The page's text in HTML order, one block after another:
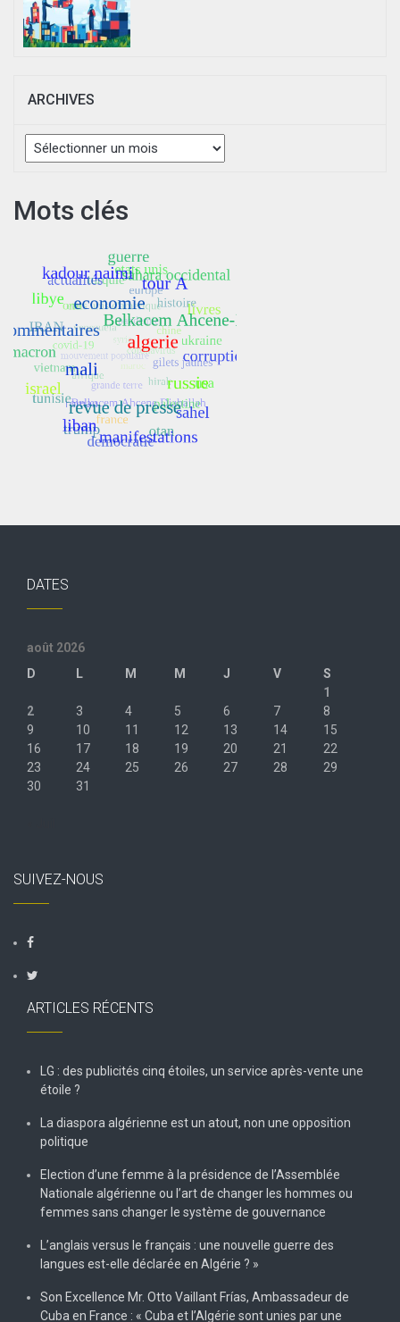
ARCHIVES
Archives
Mots clés
DATES
août 2026
D
L M M J V
S
1
2
3 4 5 6 7
8
9
10 11 12 13 14
15
16
17 18 19 20 21
22
23
24 25 26 27 28
29
30
31
SUIVEZ-NOUS
ARTICLES RÉCENTS
LG : des publicités cinq étoiles, un service après-vente une
étoile ?
La diaspora algérienne est un atout, non une opposition
politique
Election d’une femme à la présidence de l’Assemblée
Nationale algérienne ou l’art de changer les hommes ou
femmes sans changer le système de gouvernance
L’anglais versus le français : une nouvelle guerre des
langues est-elle déclarée en Algérie ? »
Son Excellence Mr. Otto Vaillant Frías, Ambassadeur de
Cuba en France : « Cuba et l’Algérie sont unies par une